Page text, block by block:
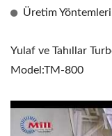
Üretim
Yulaf ve Tahıllar
Model:TM-800